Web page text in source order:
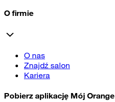
O firmie
O nas
Znajdź salon
Kariera
Pobierz aplikację Mój Orange